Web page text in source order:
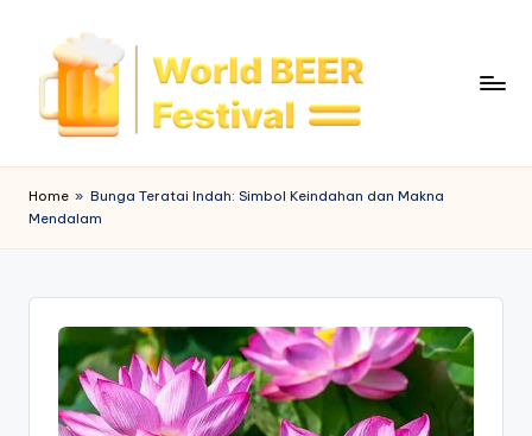
o
rl
B
Home » Bunga Teratai Indah: Simbol Keindahan dan Makna
Mendalam